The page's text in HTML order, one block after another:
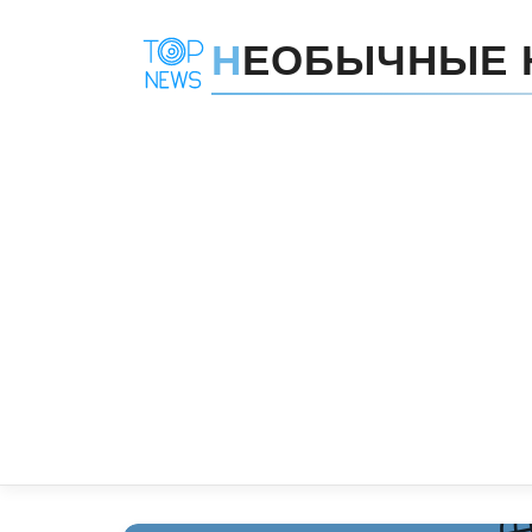
НЕОБЫЧНЫЕ